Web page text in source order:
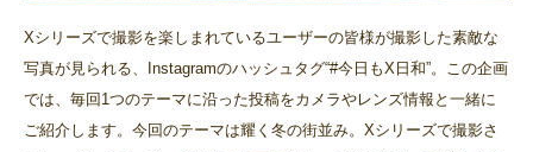
Xシリーズで撮影を楽しまれているユーザーの皆様が撮影した素敵な
写真が見られる、Instagramのハッシュタグ“#今日もX日和”。この企画
では、毎回1つのテーマに沿った投稿をカメラやレンズ情報と一緒に
ご紹介します。今回のテーマは耀く冬の街並み。Xシリーズで撮影さ